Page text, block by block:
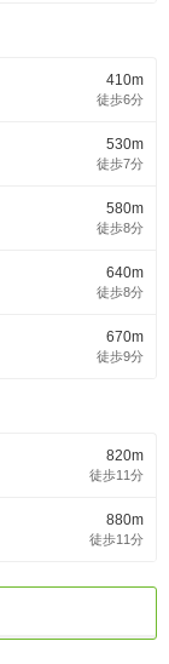
410m
徒歩6分
530m
徒歩7分
580m
徒歩8分
640m
徒歩8分
670m
徒歩9分
820m
徒歩11分
880m
徒歩11分